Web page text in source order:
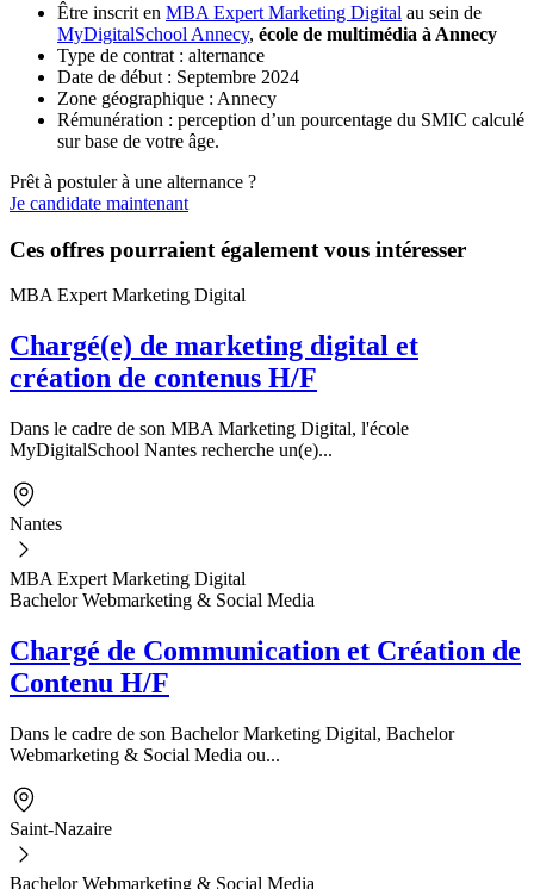
Être inscrit en MBA Expert Marketing Digital au sein de
MyDigitalSchool Annecy, école de multimédia à Annecy
Type de contrat : alternance
Date de début : Septembre 2024
Zone géographique : Annecy
Rémunération : perception d’un pourcentage du SMIC calculé
sur base de votre âge.
Prêt à postuler à une alternance ?
Je candidate maintenant
Ces offres pourraient également vous intéresser
MBA Expert Marketing Digital
Chargé(e) de marketing digital et
création de contenus H/F
Dans le cadre de son MBA Marketing Digital, l'école
MyDigitalSchool Nantes recherche un(e)...
Nantes
MBA Expert Marketing Digital
Bachelor Webmarketing & Social Media
Chargé de Communication et Création de
Contenu H/F
Dans le cadre de son Bachelor Marketing Digital, Bachelor
Webmarketing & Social Media ou...
Saint-Nazaire
Bachelor Webmarketing & Social Media